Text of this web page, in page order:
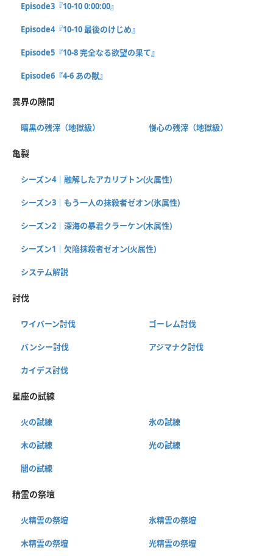
Episode3『10-10 0:00:00』
Episode4『10-10 最後のけじめ』
Episode5『10-8 完全なる欲望の果て』
Episode6『4-6 あの獣』
異界の隙間
暗黒の残滓（地獄級） 慢心の残滓（地獄級）
亀裂
シーズン4｜融解したアカリプトン(火属性)
シーズン3｜もう一人の抹殺者ゼオン(氷属性)
シーズン2｜深海の暴君クラーケン(木属性)
シーズン1｜欠陥抹殺者ゼオン(火属性)
システム解説
討伐
ワイバーン討伐 ゴーレム討伐
バンシー討伐 アジマナク討伐
カイデス討伐
星座の試練
火の試練 氷の試練
木の試練 光の試練
闇の試練
精霊の祭壇
火精霊の祭壇 氷精霊の祭壇
木精霊の祭壇 光精霊の祭壇